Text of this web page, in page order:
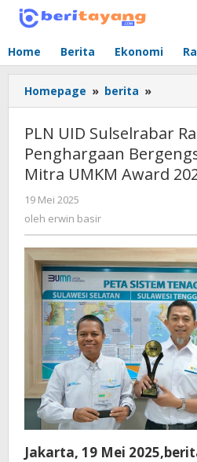
Lewati
Home Berita Ekonomi
Homepage » berita »
UID
Raih
Tiga
Mitra
UMKM
Award
2025
PLN UID Sulselrabar
Penghargaan
Mitra UMKM Award
19 Mei 2025
erwin
oleh erwin basir
Jakarta, 19 Mei